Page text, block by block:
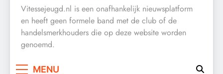
Vitessejeugd.nl is een onafhankelijk nieuwsplatform
en heeft geen formele band met de club of de
handelsmerkhouders die op deze website worden
genoemd.
MENU